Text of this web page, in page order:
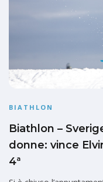
BIATHLON
Biathlon –
donne: vince
4ª